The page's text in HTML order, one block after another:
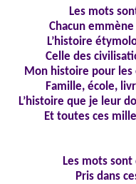
Les mots
Chacun
L’histoire
Celle des
Mon histoire pour
Famille, école,
L’histoire que je leur
Et toutes ces
Les mots
Pris dans